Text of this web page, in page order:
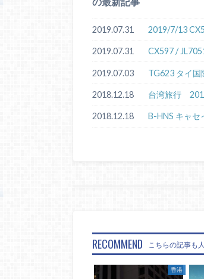
2019.07.31 2019/7/13
2019.07.31 CX597 /
2019.07.03 TG623 タイ
2018.12.18 台湾旅行
2018.12.18 B-HNS キャ
RECOMMEND こちらの記事も
香港